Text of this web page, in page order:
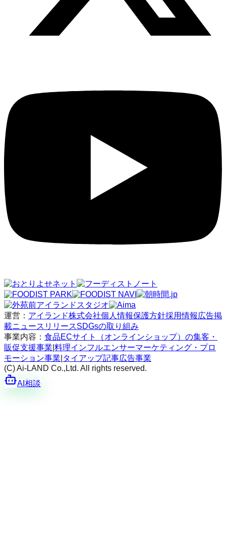
運営： アイランド株式会社個人情報保護方針採用情報 広告掲
載ニュースリリースSDGsの取り組み
事業内容： 食品ECサイト（オンラインショップ）の集客・
販促支援事業 料理インフルエンサーマーケティング・プロ
モーション事業 タイアップ記事広告事業
(C) Ai-LAND Co.,Ltd. All rights reserved.
AI相談